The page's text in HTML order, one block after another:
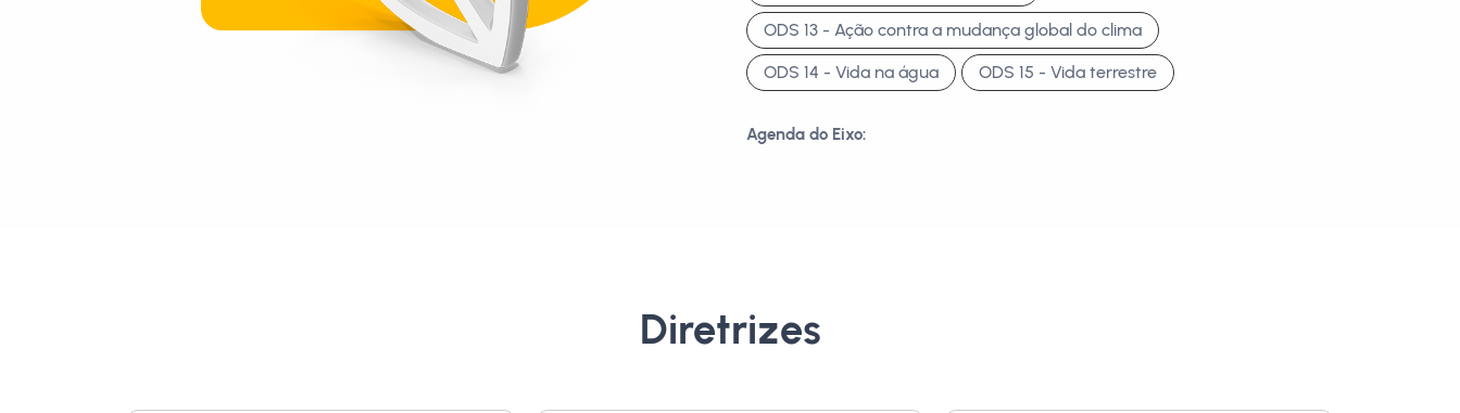
ODS 13 - Ação contra a mudança global do clima
ODS 14 - Vida na água ODS 15 - Vida terrestre
Agenda do Eixo:
Diretrizes